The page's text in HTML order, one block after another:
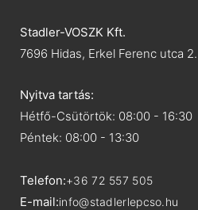
Stadler-VOSZK Kft.
7696 Hidas, Erkel Ferenc utca 2.
Nyitva tartás:
Hétfő-Csütörtök: 08:00 - 16:30
Péntek: 08:00 - 13:30
Telefon:+36 72 557 505
E-mail:info@stadlerlepcso.hu